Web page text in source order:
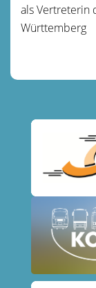
als Vertreterin
Württemberg